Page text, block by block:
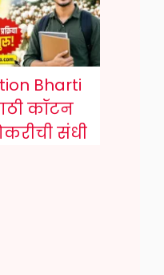
Bharti
कॉटन
संधी